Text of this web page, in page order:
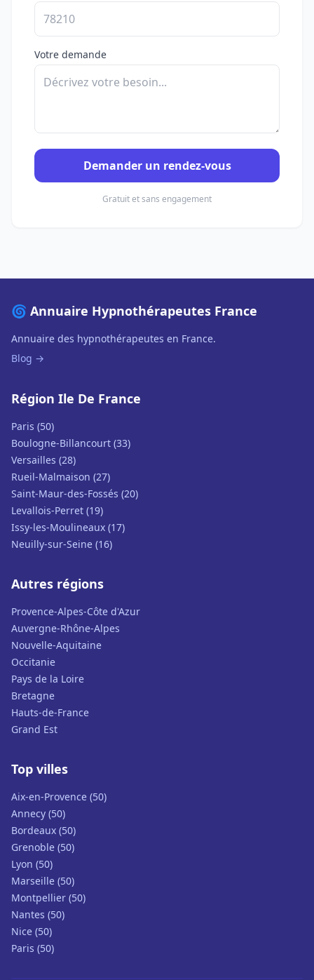
Votre demande
Demander un rendez-vous
Gratuit et sans engagement
🌀 Annuaire Hypnothérapeutes France
Annuaire des hypnothérapeutes en France.
Blog →
Région Ile De France
Paris (50)
Boulogne-Billancourt (33)
Versailles (28)
Rueil-Malmaison (27)
Saint-Maur-des-Fossés (20)
Levallois-Perret (19)
Issy-les-Moulineaux (17)
Neuilly-sur-Seine (16)
Autres régions
Provence-Alpes-Côte d'Azur
Auvergne-Rhône-Alpes
Nouvelle-Aquitaine
Occitanie
Pays de la Loire
Bretagne
Hauts-de-France
Grand Est
Top villes
Aix-en-Provence (50)
Annecy (50)
Bordeaux (50)
Grenoble (50)
Lyon (50)
Marseille (50)
Montpellier (50)
Nantes (50)
Nice (50)
Paris (50)